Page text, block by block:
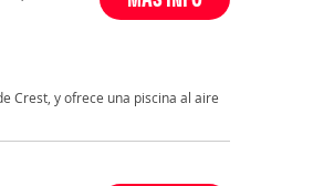
Crest, y ofrece una piscina al aire